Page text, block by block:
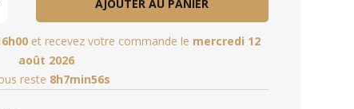
AJOUTER AU PANIER
et recevez votre commande le mercredi 12
août 2026
reste 8h7min55s